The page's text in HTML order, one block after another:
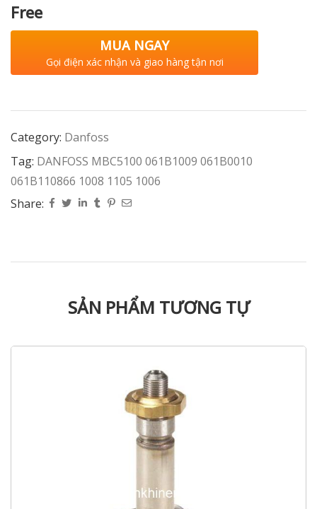
Free
MUA NGAY
Gọi điện xác nhận và giao hàng tận nơi
Category: Danfoss
Tag: DANFOSS MBC5100 061B1009 061B0010
061B110866 1008 1105 1006
Share:
SẢN PHẨM TƯƠNG TỰ